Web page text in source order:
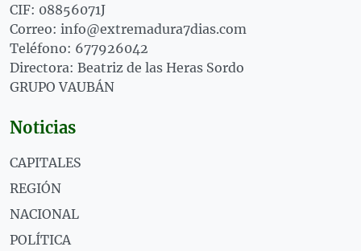
CIF: 08856071J
Correo: info@extremadura7dias.com
Teléfono: 677926042
Directora: Beatriz de las Heras Sordo
GRUPO VAUBÁN
Noticias
CAPITALES
REGIÓN
NACIONAL
POLÍTICA